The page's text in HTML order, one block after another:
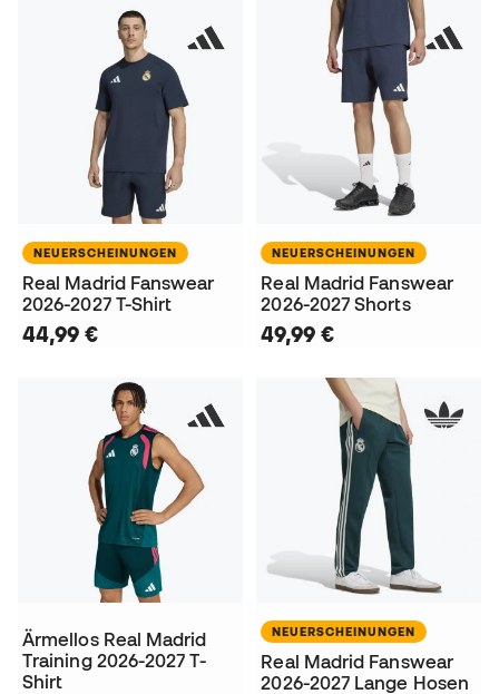
NEUERSCHEINUNGEN
Real Madrid Fanswear
2026-2027 T-Shirt
44,99 €
NEUERSCHEINUNGEN
Real Madrid Fanswear
2026-2027 Shorts
49,99 €
Ärmellos Real Madrid
Training 2026-2027 T-
Shirt
NEUERSCHEINUNGEN
Real Madrid Fanswear
2026-2027 Lange Hosen